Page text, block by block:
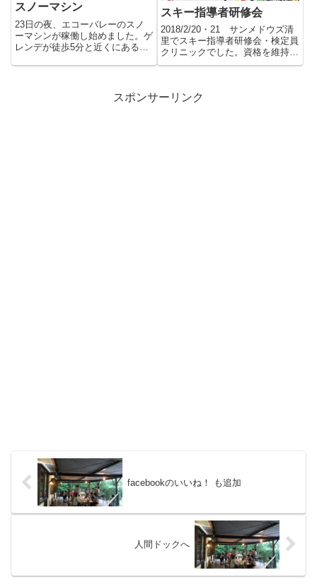
スノーマシン
23日の夜、エコーバレーのスノ
ーマシンが稼働し始めました。ゲ
レンデが徒歩5分と近くにあるの
2...
スキー指導者研修会
2018/2/20・21 サンメドウズ清
里でスキー指導者研修会・検定員
クリニックでした。資格を維持す
るため、2年に1回受...
スポンサーリンク
facebookのいいね！ も追加
人間ドックへ